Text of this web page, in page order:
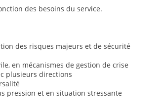
des besoins du service.
des risques majeurs et de sécurité
en mécanismes de gestion de crise
plusieurs directions
pression et en situation stressante